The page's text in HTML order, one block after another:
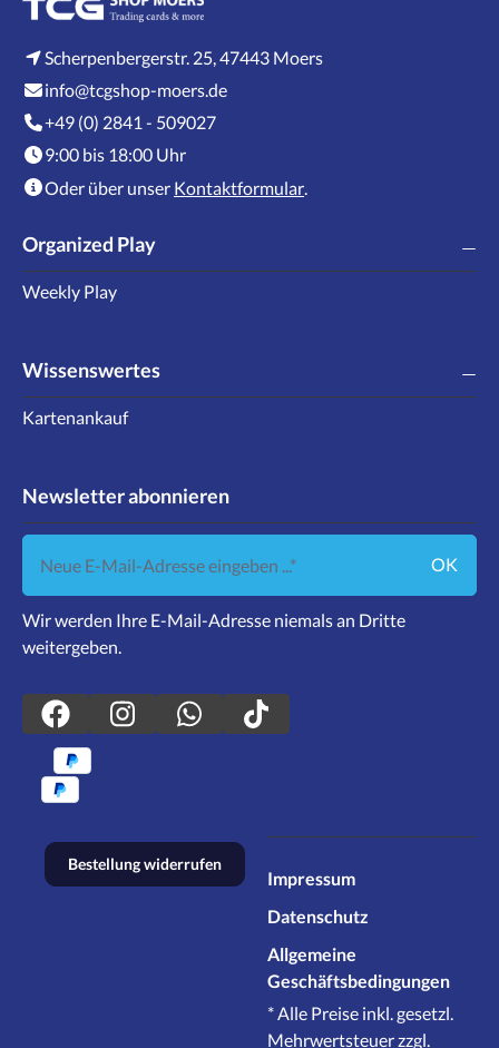
Scherpenbergerstr. 25, 47443 Moers
info@tcgshop-moers.de
+49 (0) 2841 - 509027
9:00 bis 18:00 Uhr
Oder über unser Kontaktformular
Organized Play
Weekly Play
Wissenswertes
Kartenankauf
Newsletter abonnieren
Neue E-Mail-Adresse eingeben ...
OK
Wir werden Ihre E-Mail-Adresse niemals an Dritte
weitergeben.
Bestellung widerrufen
Impressum
Datenschutz
Allgemeine
Geschäftsbedingungen
* Alle Preise inkl. gesetzl.
Mehrwertsteuer zzgl.